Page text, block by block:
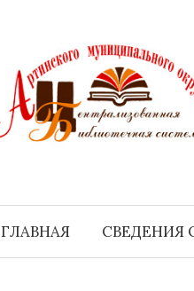
ГЛАВНАЯ СВЕДЕНИЯ